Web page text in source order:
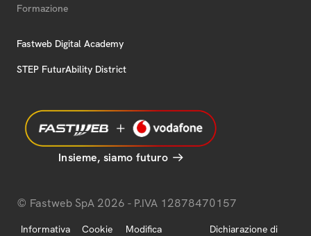
Formazione
Fastweb Digital Academy
STEP FuturAbility District
Insieme, siamo futuro
© Fastweb SpA 2026 - P.IVA 12878470157
Informativa
Cookie
Modifica
Dichiarazione di